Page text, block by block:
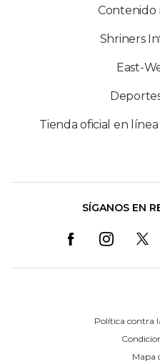
Contenido
Shriners
East-
Tienda oficial en
SÍGANOS EN
Política contra
Mapa